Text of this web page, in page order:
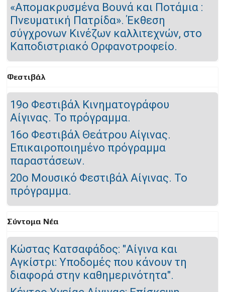
«Απομακρυσμένα Βουνά και Ποτάμια :
Πνευματική Πατρίδα». Έκθεση
σύγχρονων Κινέζων καλλιτεχνών, στο
Καποδιστριακό Ορφανοτροφείο.
Φεστιβάλ
19ο Φεστιβάλ Κινηματογράφου
Αίγινας. Το πρόγραμμα.
16ο Φεστιβάλ Θεάτρου Αίγινας.
Επικαιροποιημένο πρόγραμμα
παραστάσεων.
20o Μουσικό Φεστιβάλ Αίγινας. Το
πρόγραμμα.
Σύντομα Νέα
Κώστας Κατσαφάδος: "Αίγινα και
Αγκίστρι: Υποδομές που κάνουν τη
διαφορά στην καθημερινότητα".